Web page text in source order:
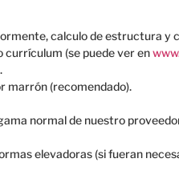
calculo de estructura y
(se puede ver en
marrón (recomendado).
normal de nuestro
elevadoras (si fueran